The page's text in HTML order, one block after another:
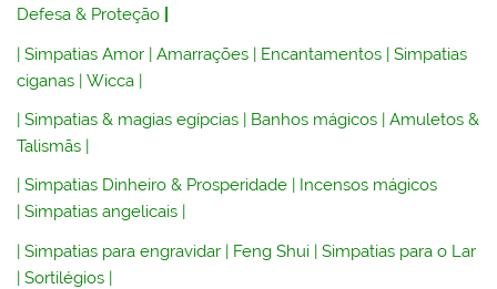
Defesa & Proteção
|Simpatias Amor |Amarrações | Encantamentos |Simpatias
ciganas |Wicca |
|Simpatias & magias egípcias | Banhos mágicos |Amuletos &
Talismãs |
|Simpatias Dinheiro & Prosperidade
Incensos mágicos
|Simpatias angelicais
|Simpatias para engravidar | Feng Shui |Simpatias para o Lar
|Sortilégios |